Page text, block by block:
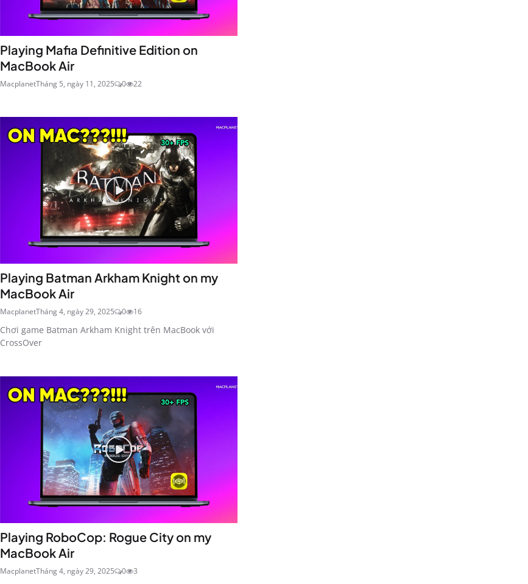
Playing Mafia Definitive Edition on
MacBook Air
MacplanetTháng 5, ngày 11, 2025 0 22
Playing Batman Arkham Knight on my
MacBook Air
MacplanetTháng 4, ngày 29, 2025 0 16
Chơi game Batman Arkham Knight trên MacBook với
CrossOver
Playing RoboCop: Rogue City on my
MacBook Air
MacplanetTháng 4, ngày 29, 2025 0 3